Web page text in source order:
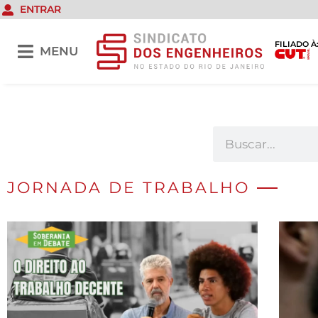
ENTRAR
MENU
FILIADO À:
JORNADA DE TRABALHO